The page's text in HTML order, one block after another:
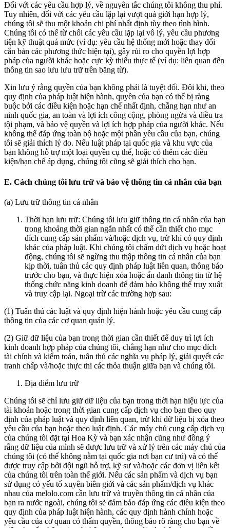
Đối với các yêu cầu hợp lý, về nguyên tắc chúng tôi không thu phí.
Tuy nhiên, đối với các yêu cầu lặp lại vượt quá giới hạn hợp lý,
chúng tôi sẽ thu một khoản chi phí nhất định tùy theo tình hình.
Chúng tôi có thể từ chối các yêu cầu lặp lại vô lý, yêu cầu phương
tiện kỹ thuật quá mức (ví dụ: yêu cầu hệ thống mới hoặc thay đổi
căn bản các phương thức hiện tại), gây rủi ro cho quyền lợi hợp
pháp của người khác hoặc cực kỳ thiếu thực tế (ví dụ: liên quan đến
thông tin sao lưu lưu trữ trên băng từ).
Xin lưu ý rằng quyền của bạn không phải là tuyệt đối. Đôi khi, theo
quy định của pháp luật hiện hành, quyền của bạn có thể bị ràng
buộc bởi các điều kiện hoặc hạn chế nhất định, chẳng hạn như an
ninh quốc gia, an toàn và lợi ích công cộng, phòng ngừa và điều tra
tội phạm, và bảo vệ quyền và lợi ích hợp pháp của người khác. Nếu
không thể đáp ứng toàn bộ hoặc một phần yêu cầu của bạn, chúng
tôi sẽ giải thích lý do. Nếu luật pháp tại quốc gia và khu vực của
bạn không hỗ trợ một loại quyền cụ thể, hoặc có thêm các điều
kiện/hạn chế áp dụng, chúng tôi cũng sẽ giải thích cho bạn.
E. Cách chúng tôi lưu trữ và bảo vệ thông tin cá nhân của bạn
(a) Lưu trữ thông tin cá nhân
Thời hạn lưu trữ: Chúng tôi lưu giữ thông tin cá nhân của bạn
trong khoảng thời gian ngắn nhất có thể cần thiết cho mục
đích cung cấp sản phẩm và/hoặc dịch vụ, trừ khi có quy định
khác của pháp luật. Khi chúng tôi chấm dứt dịch vụ hoặc hoạt
động, chúng tôi sẽ ngừng thu thập thông tin cá nhân của bạn
kịp thời, tuân thủ các quy định pháp luật liên quan, thông báo
trước cho bạn, và thực hiện xóa hoặc ẩn danh thông tin từ hệ
thống chức năng kinh doanh để đảm bảo không thể truy xuất
và truy cập lại. Ngoại trừ các trường hợp sau:
(1) Tuân thủ các luật và quy định hiện hành hoặc yêu cầu cung cấp
thông tin của các cơ quan quản lý.
(2) Giữ dữ liệu của bạn trong thời gian cần thiết để duy trì lợi ích
kinh doanh hợp pháp của chúng tôi, chẳng hạn như cho mục đích
tài chính và kiểm toán, tuân thủ các nghĩa vụ pháp lý, giải quyết các
tranh chấp và/hoặc thực thi các thỏa thuận giữa bạn và chúng tôi.
Địa điểm lưu trữ
Chúng tôi sẽ chỉ lưu giữ dữ liệu của bạn trong thời hạn hiệu lực của
tài khoản hoặc trong thời gian cung cấp dịch vụ cho bạn theo quy
định của pháp luật và quy định liên quan, trừ khi dữ liệu bị xóa theo
yêu cầu của bạn hoặc theo luật định. Các máy chủ cung cấp dịch vụ
của chúng tôi đặt tại Hoa Kỳ và bạn xác nhận cũng như đồng ý
rằng dữ liệu của mình sẽ được lưu trữ và xử lý trên các máy chủ của
chúng tôi (có thể không nằm tại quốc gia nơi bạn cư trú) và có thể
được truy cập bởi đội ngũ hỗ trợ, kỹ sư và/hoặc các đơn vị liên kết
của chúng tôi trên toàn thế giới. Nếu các sản phẩm và dịch vụ bạn
sử dụng có yếu tố xuyên biên giới và các sản phẩm/dịch vụ khác
nhau của melolo.com cần lưu trữ và truyền thông tin cá nhân của
bạn ra nước ngoài, chúng tôi sẽ đảm bảo đáp ứng các điều kiện theo
quy định của pháp luật hiện hành, các quy định hành chính hoặc
yêu cầu của cơ quan có thẩm quyền, thông báo rõ ràng cho bạn về